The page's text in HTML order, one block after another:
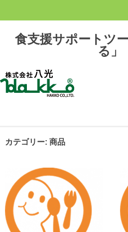
食支援サポートツ
る」
ホーム
購 入
操作方法
「い〜とみるワーク」
カテゴリー: 商品